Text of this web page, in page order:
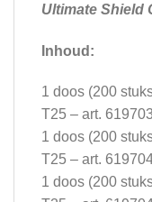
Ultimate Shield
Inhoud:
1 doos (200
T25 – art.
1 doos (200
T25 – art.
1 doos (200